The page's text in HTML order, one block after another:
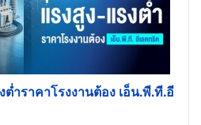
ำราคาโรงงานต้อง เอ็น.พี.ที.อี